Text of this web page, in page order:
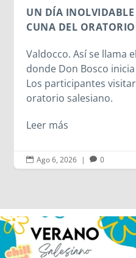
 Ago 6, 2026
Los alumnos de 6º de Primaria, 1º y 2º
de la ESO...
146 2